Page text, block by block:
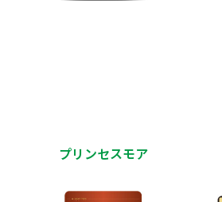
プリンセスモア